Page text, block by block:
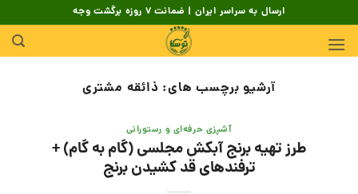
to
content
ارسال به سراسر ایران | ضمانت 7 روزه برگشت وجه
آرشیو برچسب های: ذائقه مشتری
آشپزی حرفه‌ای و رستورانی
طرز تهیه برنج آبکش مجلسی (گام به گام) +
ترفندهای قد کشیدن برنج